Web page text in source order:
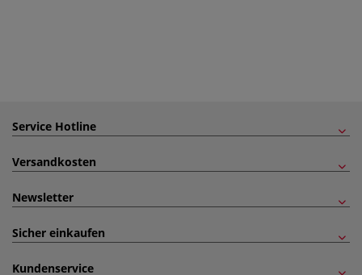
Service Hotline
Versandkosten
Newsletter
Sicher einkaufen
Kundenservice